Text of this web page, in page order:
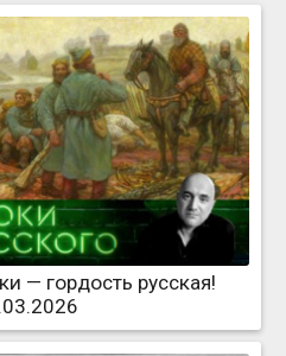
— гордость русская!